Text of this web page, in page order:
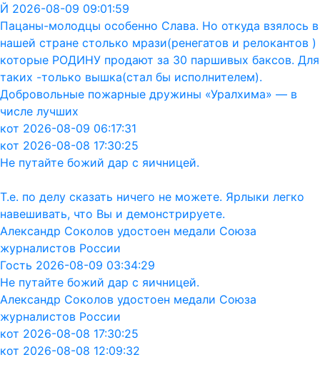
Й 2026-08-09 09:01:59
Пацаны-молодцы особенно Слава. Но откуда взялось в
нашей стране столько мрази(ренегатов и релокантов )
которые РОДИНУ продают за 30 паршивых баксов. Для
таких -только вышка(стал бы исполнителем).
Добровольные пожарные дружины «Уралхима» — в
числе лучших
кот 2026-08-09 06:17:31
кот 2026-08-08 17:30:25
Не путайте божий дар с яичницей.
Т.е. по делу сказать ничего не можете. Ярлыки легко
навешивать, что Вы и демонстрируете.
Александр Соколов удостоен медали Союза
журналистов России
Гость 2026-08-09 03:34:29
Не путайте божий дар с яичницей.
Александр Соколов удостоен медали Союза
журналистов России
кот 2026-08-08 17:30:25
кот 2026-08-08 12:09:32